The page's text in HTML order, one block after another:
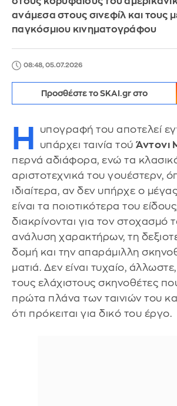
ανάμεσα στους σινεφίλ και τους
παγκόσμιου κινηματογράφου
08:48, 05.07.2026
Προσθέστε το SKAI.gr στο
Η
υπογραφή του αποτελεί
υπάρχει ταινία τού Άντονι
περνά αδιάφορα, ενώ τα
αριστοτεχνικά του γουέστερν,
ιδιαίτερα, αν δεν υπήρχε ο
είναι τα ποιοτικότερα του
διακρίνονται για τον στοχασμό
ανάλυση χαρακτήρων, τη
δομή και την απαράμιλλη
ματιά. Δεν είναι τυχαίο, άλλωστε,
τους ελάχιστους σκηνοθέτες
πρώτα πλάνα των ταινιών του
ότι πρόκειται για δικό του έργο.